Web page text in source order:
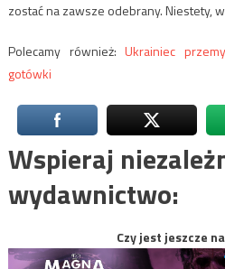
zostać na zawsze odebrany. Niestety,
Polecamy również:Ukrainiec
gotówki
Wspieraj
wydawnictwo:
Czy jest jeszcze